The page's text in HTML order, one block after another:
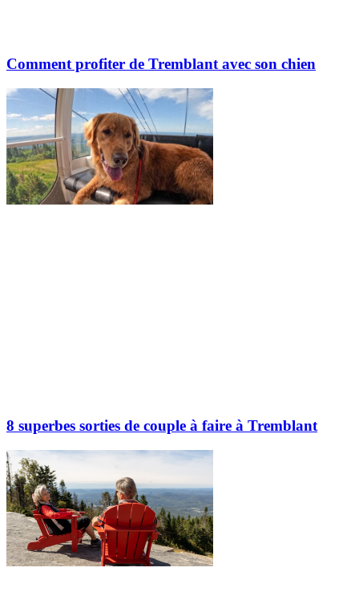
Comment profiter de Tremblant avec son chien
8 superbes sorties de couple à faire à Tremblant